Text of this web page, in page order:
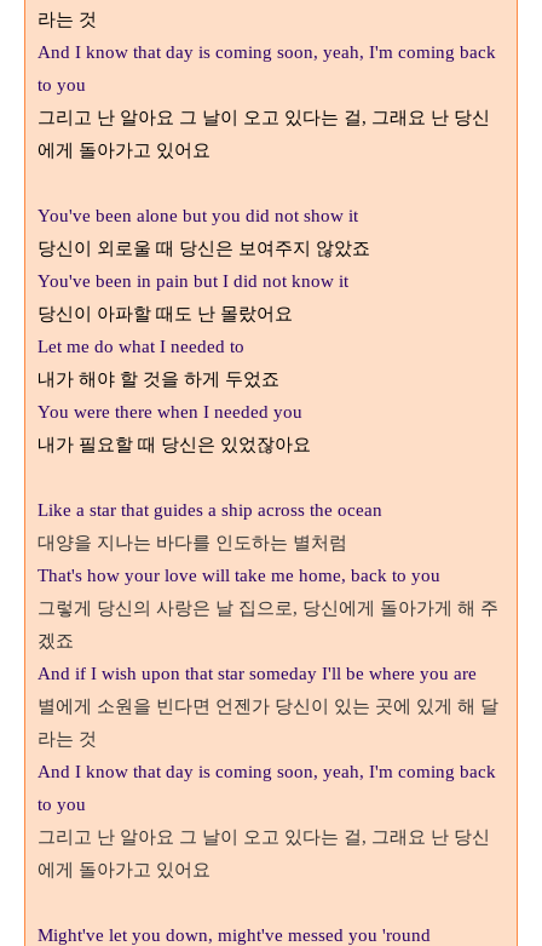
라는 것
And I know that day is coming soon, yeah, I'm coming back
to you
그리고 난 알아요 그 날이 오고 있다는 걸, 그래요 난 당신
에게 돌아가고 있어요
You've been alone but you did not show it
당신이 외로울 때 당신은 보여주지 않았죠
You've been in pain but I did not know it
당신이 아파할 때도 난 몰랐어요
Let me do what I needed to
내가 해야 할 것을 하게 두었죠
You were there when I needed you
내가 필요할 때 당신은 있었잖아요
Like a star that guides a ship across the ocean
대양을 지나는 바다를 인도하는 별처럼
That's how your love will take me home, back to you
그렇게 당신의 사랑은 날 집으로, 당신에게 돌아가게 해 주
겠죠
And if I wish upon that star someday I'll be where you are
별에게 소원을 빈다면 언젠가 당신이 있는 곳에 있게 해 달
라는 것
And I know that day is coming soon, yeah, I'm coming back
to you
그리고 난 알아요 그 날이 오고 있다는 걸, 그래요 난 당신
에게 돌아가고 있어요
Might've let you down, might've messed you 'round